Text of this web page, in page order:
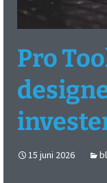
Pro
15 juni 2026